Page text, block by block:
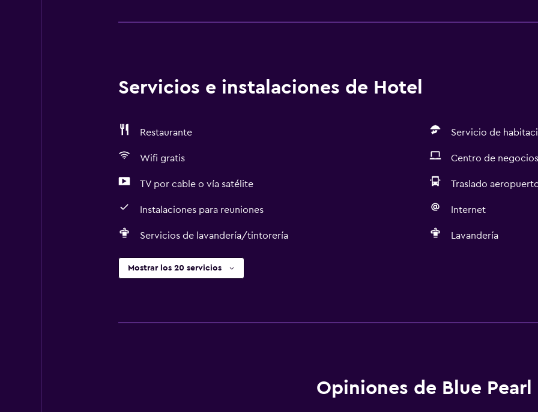
Servicios e instalaciones de Hotel
Restaurante Servicio de
Wifi gratis Centro de negocios
TV por cable o vía satélite Traslado
Instalaciones para reuniones Internet
Servicios de lavandería/tintorería Lavandería
Mostrar los 20 servicios
Opiniones de Blue Pearl